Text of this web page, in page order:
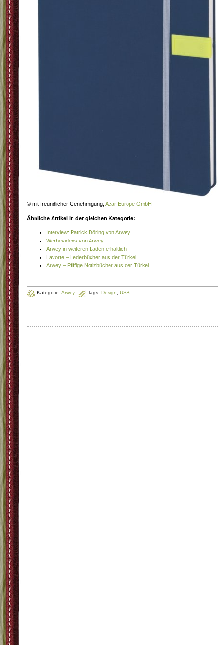
© mit freundlicher Genehmigung, Acar Europe GmbH
Ähnliche Artikel in der gleichen Kategorie:
Interview: Patrick Döring von Arwey
Werbevideos von Arwey
Arwey in weiteren Läden erhältlich
Lavorte – Lederbücher aus der Türkei
Arwey – Pfiffige Notizbücher aus der Türkei
Kategorie: Arwey Tags: Design USB